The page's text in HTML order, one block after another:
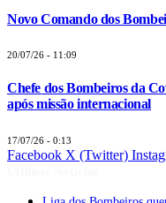
Novo Comando dos
20/07/26 - 11:09
Chefe dos Bombeiros da
após missão internacional
17/07/26 - 0:13
Facebook X (Twitter)